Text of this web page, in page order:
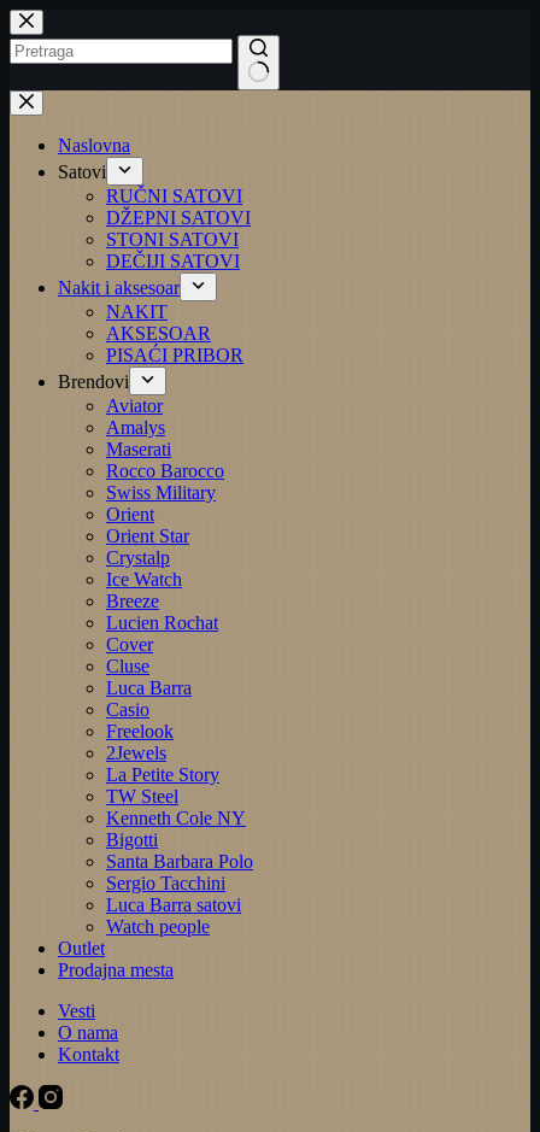
Preskoči
na
No
results
Naslovna
Satovi
RUČNI SATOVI
DŽEPNI SATOVI
STONI SATOVI
DEČIJI SATOVI
Nakit i aksesoar
NAKIT
AKSESOAR
PISAĆI PRIBOR
Brendovi
Aviator
Amalys
Maserati
Rocco Barocco
Swiss Military
Orient
Orient Star
Crystalp
Ice Watch
Breeze
Lucien Rochat
Cover
Cluse
Luca Barra
Casio
Freelook
2Jewels
La Petite Story
TW Steel
Kenneth Cole NY
Bigotti
Santa Barbara Polo
Sergio Tacchini
Luca Barra satovi
Watch people
Outlet
Prodajna mesta
Vesti
O nama
Kontakt